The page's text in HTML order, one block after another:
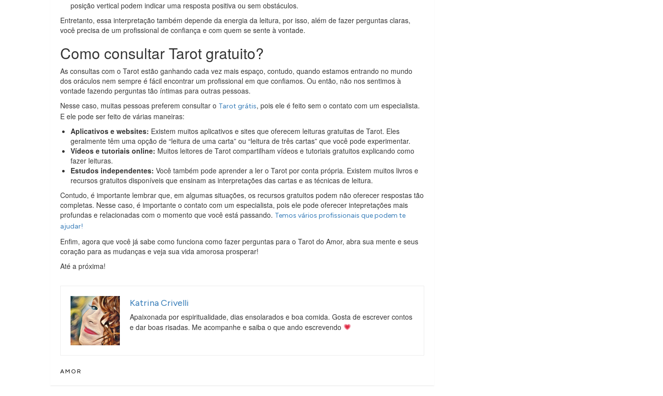
posição vertical podem indicar uma resposta positiva ou sem obstáculos.
Entretanto, essa interpretação também depende da energia da leitura, por isso, além de fazer perguntas claras,
você precisa de um profissional de confiança e com quem se sente à vontade.
Como consultar Tarot gratuito?
As consultas com o Tarot estão ganhando cada vez mais espaço, contudo, quando estamos entrando no mundo
dos oráculos nem sempre é fácil encontrar um profissional em que confiamos. Ou então, não nos sentimos à
vontade fazendo perguntas tão íntimas para outras pessoas.
Nesse caso, muitas pessoas preferem consultar o Tarot grátis, pois ele é feito sem o contato com um especialista.
E ele pode ser feito de várias maneiras:
Aplicativos e websites: Existem muitos aplicativos e sites que oferecem leituras gratuitas de Tarot. Eles
geralmente têm uma opção de “leitura de uma carta” ou “leitura de três cartas” que você pode experimentar.
Vídeos e tutoriais online: Muitos leitores de Tarot compartilham vídeos e tutoriais gratuitos explicando como
fazer leituras.
Estudos independentes: Você também pode aprender a ler o Tarot por conta própria. Existem muitos livros e
recursos gratuitos disponíveis que ensinam as interpretações das cartas e as técnicas de leitura.
Contudo, é importante lembrar que, em algumas situações, os recursos gratuitos podem não oferecer respostas tão
completas. Nesse caso, é importante o contato com um especialista, pois ele pode oferecer intepretações mais
profundas e relacionadas com o momento que você está passando. Temos vários profissionais que podem te
ajudar!
Enfim, agora que você já sabe como funciona como fazer perguntas para o Tarot do Amor, abra sua mente e seus
coração para as mudanças e veja sua vida amorosa prosperar!
Até a próxima!
Katrina Crivelli
Apaixonada por espiritualidade, dias ensolarados e boa comida. Gosta de escrever contos
e dar boas risadas. Me acompanhe e saiba o que ando escrevendo
AMOR